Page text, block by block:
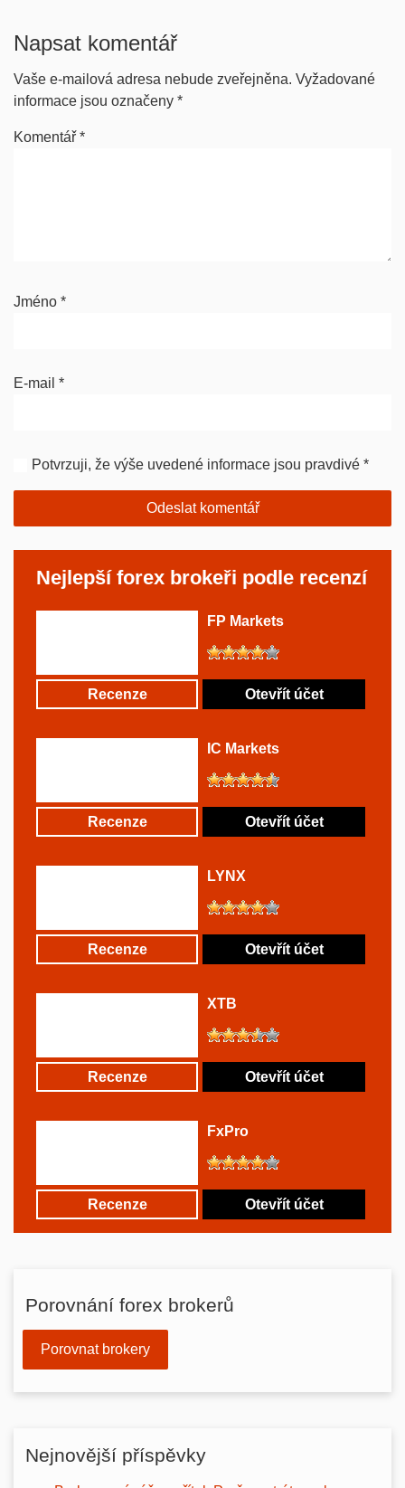
Napsat komentář
Vaše e-mailová adresa nebude zveřejněna. Vyžadované
informace jsou označeny *
Komentář *
Jméno *
E-mail *
Potvrzuji, že výše uvedené informace jsou pravdivé *
Nejlepší forex brokeři podle recenzí
FP Markets
Recenze Otevřít účet
IC Markets
Recenze Otevřít účet
LYNX
Recenze Otevřít účet
XTB
Recenze Otevřít účet
FxPro
Recenze Otevřít účet
Porovnání forex brokerů
Porovnat brokery
Nejnovější příspěvky